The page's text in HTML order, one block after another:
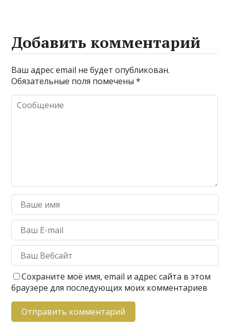
Добавить комментарий
Ваш адрес email не будет опубликован.
Обязательные поля помечены*
Сохраните моё имя, email и адрес сайта в этом
браузере для последующих моих комментариев